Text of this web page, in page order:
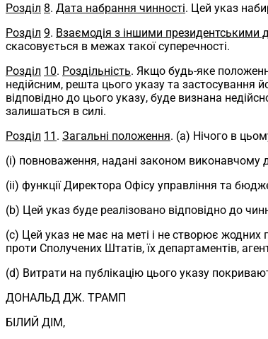
Розділ 8. Дата набрання чинності. Цей указ
Розділ 9. Взаємодія з іншими президентськими
скасовується в межах такої суперечності.
Розділ 10. Роздільність. Якщо будь-яке
недійсним, решта цього указу та застосування
відповідно до цього указу, буде визнана
залишаться в силі.
Розділ 11 . Загальні положення. (a) Нічого в
(i) повноваження, надані законом виконавчому
(ii) функції Директора Офісу управління та
(b) Цей указ буде реалізовано відповідно до
(c) Цей указ не має на меті і не створює жодних
проти Сполучених Штатів, їх департаментів,
(d) Витрати на публікацію цього указу
ДОНАЛЬД ДЖ. ТРАМП
БІЛИЙ ДІМ,